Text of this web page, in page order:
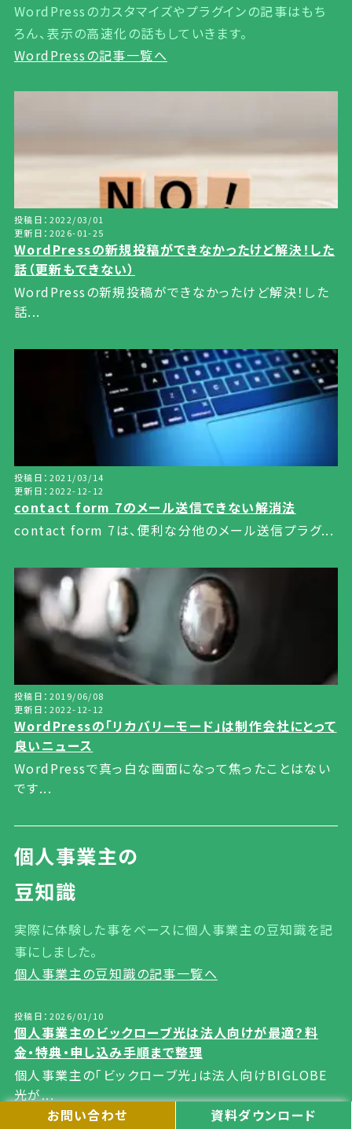
WordPressのカスタマイズやプラグインの記事はもち
ろん、表示の高速化の話もしていきます。
WordPressの記事一覧へ
投稿日：2022/03/01
更新日：2026-01-25
WordPressの新規投稿ができなかったけど解決！した
話（更新もできない）
WordPressの新規投稿ができなかったけど解決！した
話...
投稿日：2021/03/14
更新日：2022-12-12
contact form 7のメール送信できない解消法
contact form 7は、便利な分他のメール送信プラグ...
投稿日：2019/06/08
更新日：2022-12-12
WordPressの「リカバリーモード」は制作会社にとって
良いニュース
WordPressで真っ白な画面になって焦ったことはない
です...
個人事業主の
豆知識
実際に体験した事をベースに個人事業主の豆知識を記
事にしました。
個人事業主の豆知識の記事一覧へ
投稿日：2026/01/10
個人事業主のビックローブ光は法人向けが最適？料
金・特典・申し込み手順まで整理
個人事業主の「ビックローブ光」は法人向けBIGLOBE
光が...
お問い合わせ
資料ダウンロード